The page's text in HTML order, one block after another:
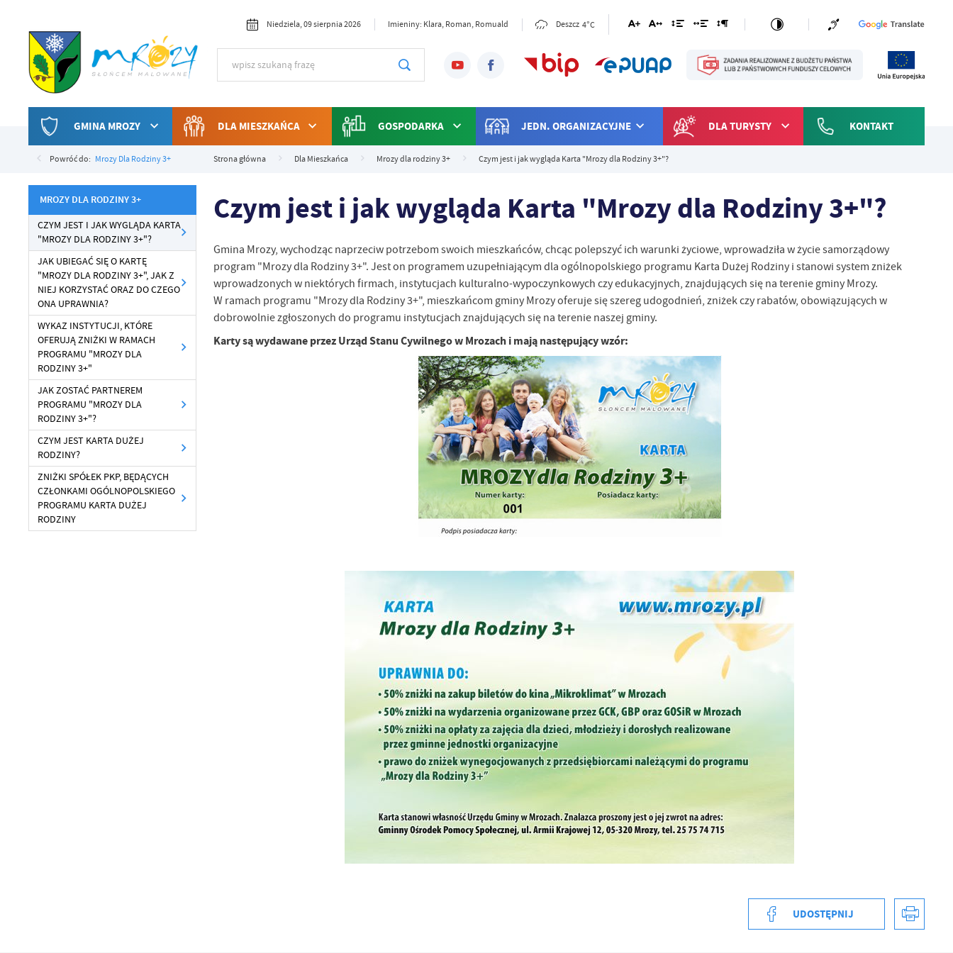
Niedziela, 09 sierpnia 2026 Imieniny: Klara, Roman, Romuald Deszcz 4°C
GMINA MROZY DLA MIESZKAŃCA GOSPODARKA JEDN. ORGANIZACYJNE DLA TURYSTY KONTAKT
Powróć do: Mrozy Dla Rodziny 3+ Strona główna Dla Mieszkańca Mrozy dla rodziny 3+ Czym jest i jak wygląda Karta "Mrozy dla Rodziny 3+"?
MROZY DLA RODZINY 3+
CZYM JEST I JAK WYGLĄDA KARTA
"MROZY DLA RODZINY 3+"?
JAK UBIEGAĆ SIĘ O KARTĘ
"MROZY DLA RODZINY 3+", JAK Z
NIEJ KORZYSTAĆ ORAZ DO CZEGO
ONA UPRAWNIA?
WYKAZ INSTYTUCJI, KTÓRE
OFERUJĄ ZNIŻKI W RAMACH
PROGRAMU "MROZY DLA
RODZINY 3+"
JAK ZOSTAĆ PARTNEREM
PROGRAMU "MROZY DLA
RODZINY 3+"?
CZYM JEST KARTA DUŻEJ
RODZINY?
ZNIŻKI SPÓŁEK PKP, BĘDĄCYCH
CZŁONKAMI OGÓLNOPOLSKIEGO
PROGRAMU KARTA DUŻEJ
RODZINY
Czym jest i jak wygląda Karta "Mrozy dla Rodziny 3+"?
Gmina Mrozy, wychodząc naprzeciw potrzebom swoich mieszkańców, chcąc polepszyć ich warunki życiowe, wprowadziła w życie samorządowy
program "Mrozy dla Rodziny 3+". Jest on programem uzupełniającym dla ogólnopolskiego programu Karta Dużej Rodziny i stanowi system zniżek
wprowadzonych w niektórych firmach, instytucjach kulturalno-wypoczynkowych czy edukacyjnych, znajdujących się na terenie gminy Mrozy.
W ramach programu "Mrozy dla Rodziny 3+", mieszkańcom gminy Mrozy oferuje się szereg udogodnień, zniżek czy rabatów, obowiązujących w
dobrowolnie zgłoszonych do programu instytucjach znajdujących się na terenie naszej gminy.
Karty są wydawane przez Urząd Stanu Cywilnego w Mrozach i mają następujący wzór:
UDOSTĘPNIJ
Ustawienia
wszystkie. W dowolnym momencie możesz dokonać zmiany swoich ustawień.
Niezbędne pliki cookies służą do prawidłowego funkcjonowania strony internetowej i
umożliwiają Ci komfortowe korzystanie z oferowanych przez nas usług.
Pliki cookies odpowiadają na podejmowane przez Ciebie działania w celu m.in. dostosowania
Twoich ustawień preferencji prywatności, logowania czy wypełniania formularzy. Dzięki plikom
cookies strona, z której korzystasz, może działać bez zakłóceń.
Tego typu pliki cookies umożliwiają stronie internetowej zapamiętanie wprowadzonych przez
Ciebie ustawień oraz personalizację określonych funkcjonalności czy prezentowanych treści.
naszej strony poprzez dopasowanie jej do Twoich indywidualnych preferencji. Wyrażenie